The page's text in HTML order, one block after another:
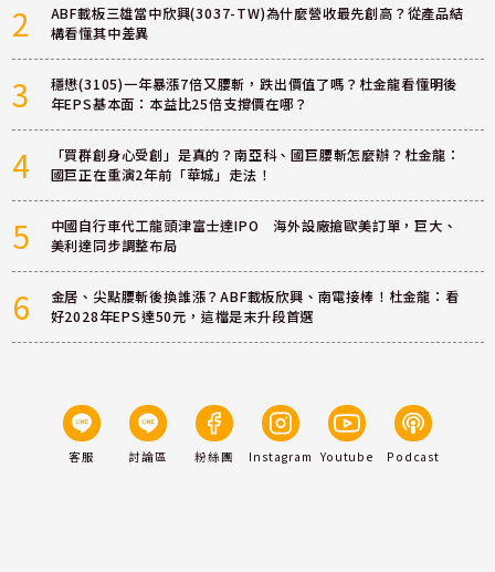
2
ABF載板三雄當中欣興(3037-TW)為什麼營收最先創高？從產品結
構看懂其中差異
3
穩懋(3105)一年暴漲7倍又腰斬，跌出價值了嗎？杜金龍看懂明後
年EPS基本面：本益比25倍支撐價在哪？
4
「買群創身心受創」是真的？南亞科、國巨腰斬怎麼辦？杜金龍：
國巨正在重演2年前「華城」走法！
5
中國自行車代工龍頭津富士達IPO 海外設廠搶歐美訂單，巨大、
美利達同步調整布局
6
金居、尖點腰斬後換誰漲？ABF載板欣興、南電接棒！杜金龍：看
好2028年EPS達50元，這檔是末升段首選
客服 討論區 粉絲團 Instagram Youtube Podcast